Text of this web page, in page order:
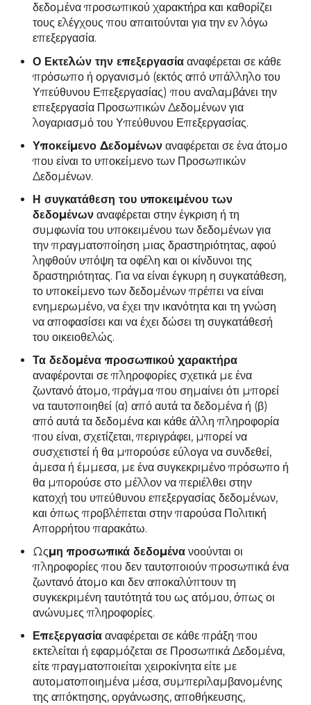
δεδομένα προσωπικού χαρακτήρα και καθορίζει
τους ελέγχους που απαιτούνται για την εν λόγω
επεξεργασία.
Ο Εκτελών την επεξεργασία αναφέρεται σε κάθε
πρόσωπο ή οργανισμό (εκτός από υπάλληλο του
Υπεύθυνου Επεξεργασίας) που αναλαμβάνει την
επεξεργασία Προσωπικών Δεδομένων για
λογαριασμό του Υπεύθυνου Επεξεργασίας.
Υποκείμενο Δεδομένων αναφέρεται σε ένα άτομο
που είναι το υποκείμενο των Προσωπικών
Δεδομένων.
Η συγκατάθεση του υποκειμένου των
δεδομένων αναφέρεται στην έγκριση ή τη
συμφωνία του υποκειμένου των δεδομένων για
την πραγματοποίηση μιας δραστηριότητας, αφού
ληφθούν υπόψη τα οφέλη και οι κίνδυνοι της
δραστηριότητας. Για να είναι έγκυρη η συγκατάθεση,
το υποκείμενο των δεδομένων πρέπει να είναι
ενημερωμένο, να έχει την ικανότητα και τη γνώση
να αποφασίσει και να έχει δώσει τη συγκατάθεσή
του οικειοθελώς.
Τα δεδομένα προσωπικού χαρακτήρα
αναφέρονται σε πληροφορίες σχετικά με ένα
ζωντανό άτομο, πράγμα που σημαίνει ότι μπορεί
να ταυτοποιηθεί (α) από αυτά τα δεδομένα ή (β)
από αυτά τα δεδομένα και κάθε άλλη πληροφορία
που είναι, σχετίζεται, περιγράφει, μπορεί να
συσχετιστεί ή θα μπορούσε εύλογα να συνδεθεί,
άμεσα ή έμμεσα, με ένα συγκεκριμένο πρόσωπο ή
θα μπορούσε στο μέλλον να περιέλθει στην
κατοχή του υπεύθυνου επεξεργασίας δεδομένων,
και όπως προβλέπεται στην παρούσα Πολιτική
Απορρήτου παρακάτω.
Ωςμη προσωπικά δεδομένα νοούνται οι
πληροφορίες που δεν ταυτοποιούν προσωπικά ένα
ζωντανό άτομο και δεν αποκαλύπτουν τη
συγκεκριμένη ταυτότητά του ως ατόμου, όπως οι
ανώνυμες πληροφορίες.
Επεξεργασία αναφέρεται σε κάθε πράξη που
εκτελείται ή εφαρμόζεται σε Προσωπικά Δεδομένα,
είτε πραγματοποιείται χειροκίνητα είτε με
αυτοματοποιημένα μέσα, συμπεριλαμβανομένης
της απόκτησης, οργάνωσης, αποθήκευσης,